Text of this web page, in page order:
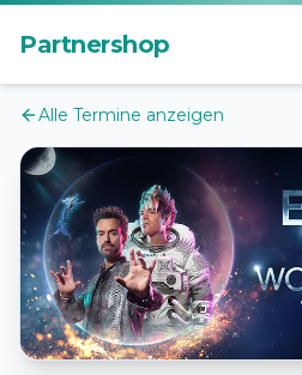
Partnershop
Alle Termine anzeigen